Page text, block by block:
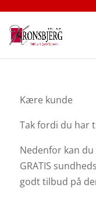
Kære kunde
Tak fordi du har
Nedenfor kan
GRATIS
godt tilbud på